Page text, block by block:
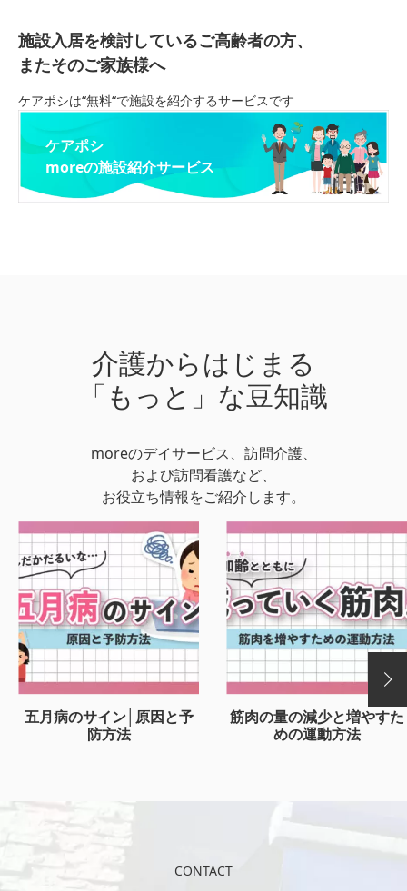
施設入居を検討しているご高齢者の方、
またそのご家族様へ
ケアポシは“無料“で施設を紹介するサービスです
ケアポシ
moreの施設紹介サービス
介護からはじまる
「もっと」な豆知識
moreのデイサービス、訪問介護、
および訪問看護など、
お役立ち情報をご紹介します。
五月病のサイン│原因と予
防方法
筋肉の量の減少と増やすた
めの運動方法
CONTACT